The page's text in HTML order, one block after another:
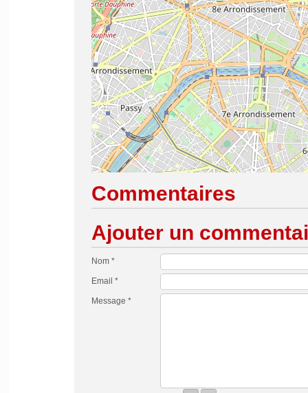
Commentaires
Ajouter un
Nom *
Email *
Message *